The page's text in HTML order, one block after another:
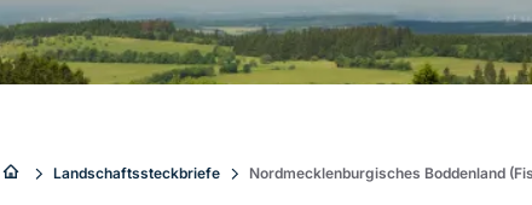
Sie Landschaftssteckbriefe Nordmecklenburgisches Boddenland